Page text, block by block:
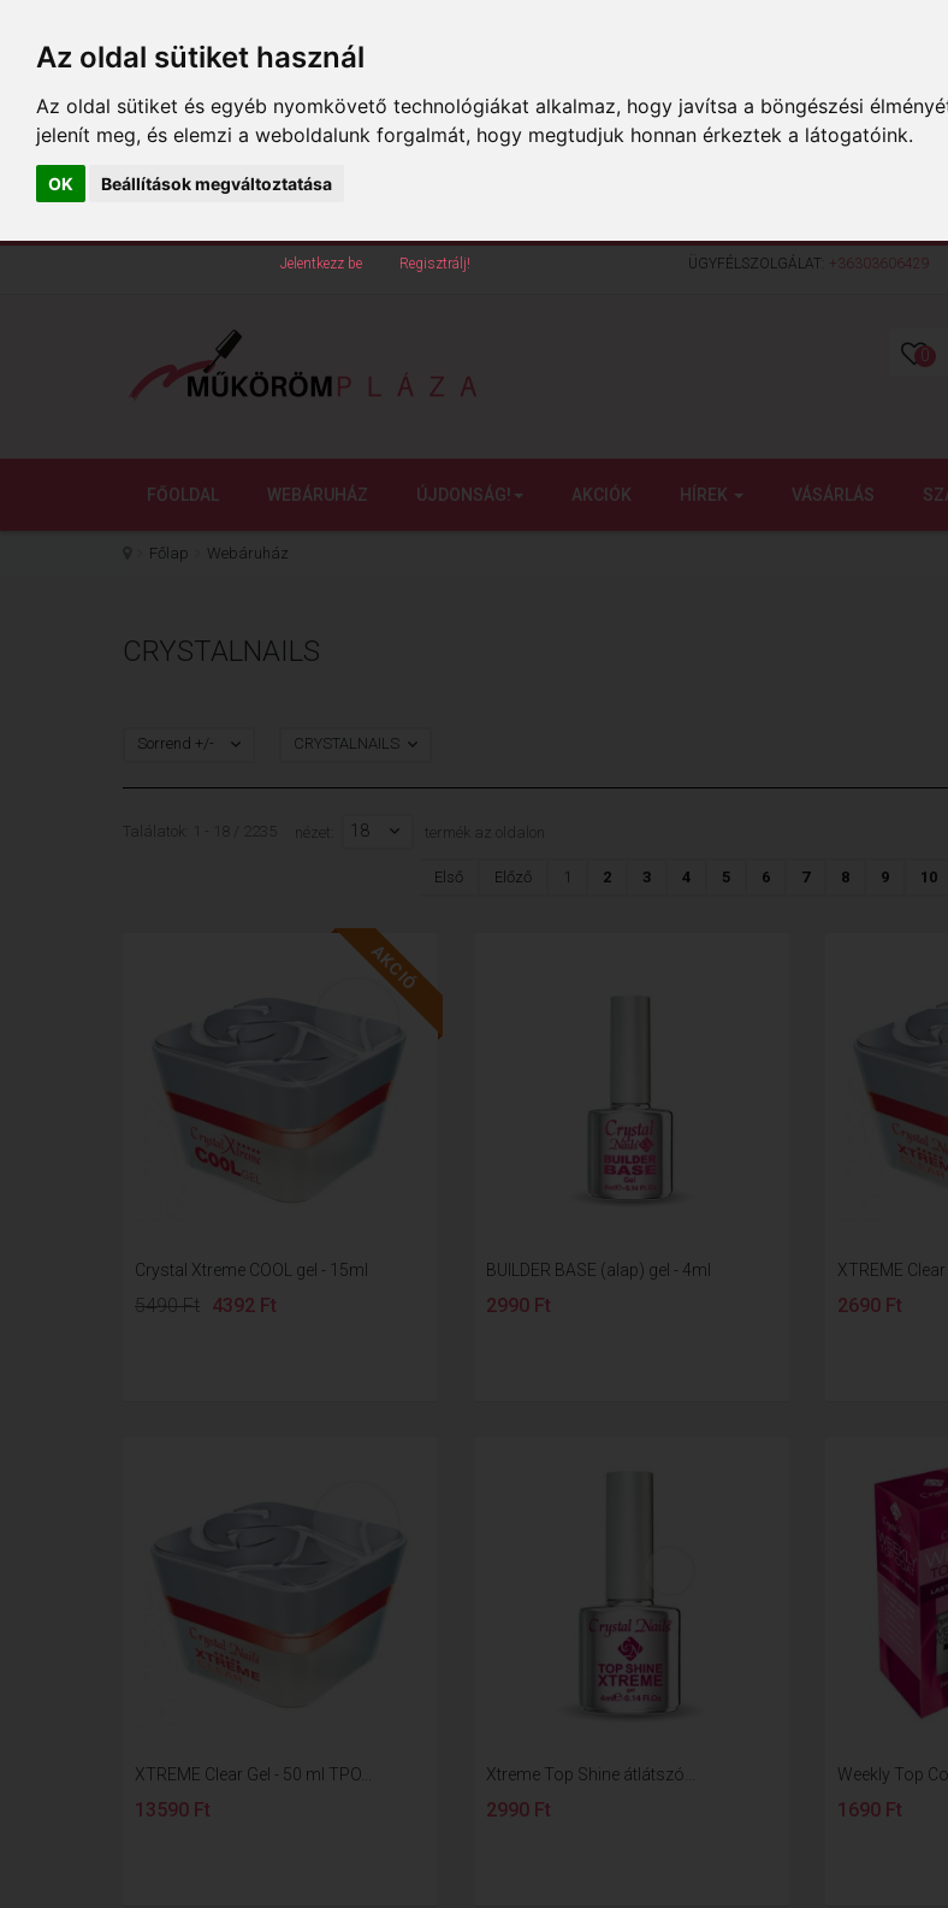
Az oldal sütiket használ
Az oldal sütiket és egyéb nyomkövető technológiákat alkalmaz, hogy javítsa a böngészési
jelenít meg, és elemzi a weboldalunk forgalmát, hogy megtudjuk honnan érkeztek a látogatóink.
OK Beállítások megváltoztatása
Jelentkezz be Regisztrálj! ÜGYFÉLSZOLGÁLAT: +36303606429
0
FŐOLDAL WEBÁRUHÁZ ÚJDONSÁG! AKCIÓK HÍREK VÁSÁRLÁS
Főlap Webáruház
CRYSTALNAILS
Sorrend +/- CRYSTALNAILS
Találatok: 1 - 18 / 2235 nézet: 18 termék az oldalon
Első Előző 1 2 3 4 5 6 7 8 9 10
AKCIÓ
Crystal Xtreme COOL gel - 15ml
5490 Ft 4392 Ft
BUILDER BASE (alap) gel - 4ml
2990 Ft
XTREME Clear
2690 Ft
XTREME Clear Gel - 50 ml TPO...
13590 Ft
Xtreme Top Shine átlátszó...
2990 Ft
Weekly Top
1690 Ft